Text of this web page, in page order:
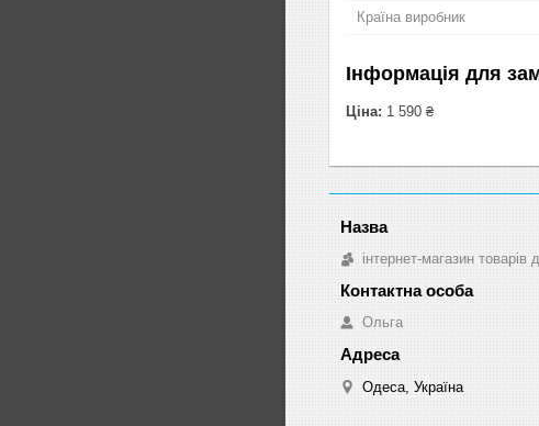
Країна виробник
Інформація для
Ціна: 1 590 ₴
інтернет-магазин
Ольга
Одеса, Україна